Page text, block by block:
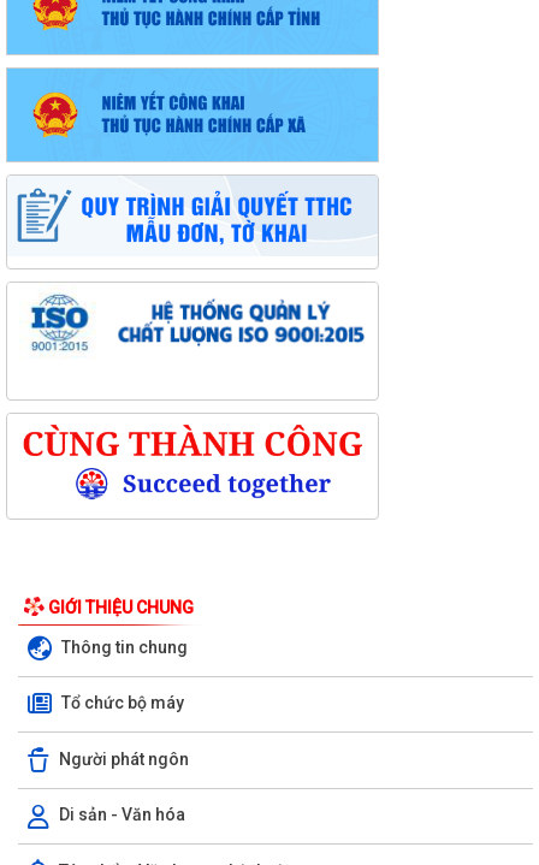
GIỚI THIỆU CHUNG
Thông tin chung
Tổ chức bộ máy
Người phát ngôn
Di sản - Văn hóa
Kỳ họp thứ ba (kỳ họp thường lệ giữa năm 2026) Hội đồng nhân dân